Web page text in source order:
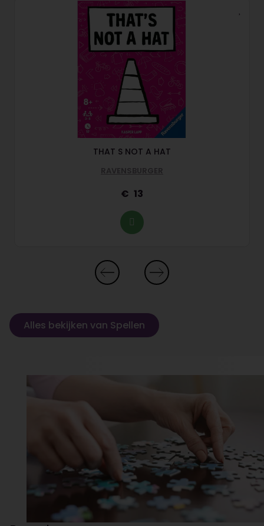
THAT S NOT A HAT
RAVENSBURGER
13
Alles bekijken van Spellen